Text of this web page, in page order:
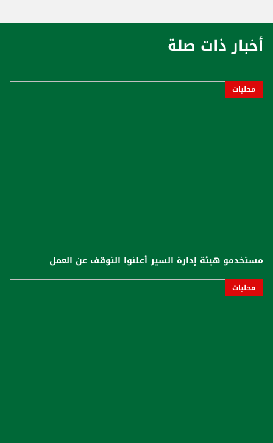
أخبار ذات صلة
محليات
مستخدمو هيئة إدارة السير أعلنوا التوقف عن العمل
محليات